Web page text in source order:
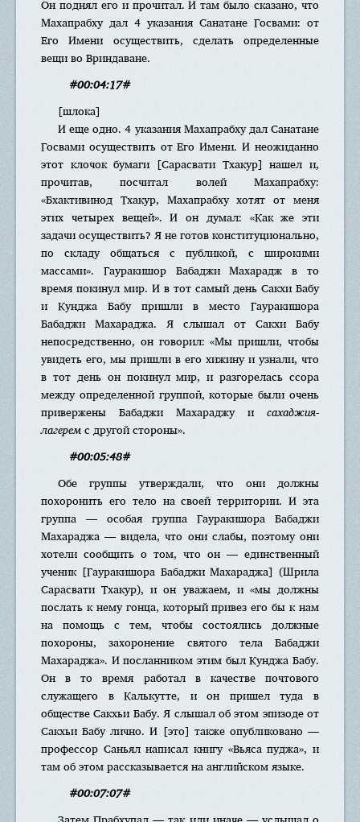
Он поднял его и прочитал. И там было сказано, что
Махапрабху дал 4 указания Санатане Госвами: от
Его Имени осуществить, сделать определенные
вещи во Вриндаване.
#00:04:17#
[шлока]
И еще одно. 4 указания Махапрабху дал Санатане
Госвами осуществить от Его Имени. И неожиданно
этот клочок бумаги [Сарасвати Тхакур] нашел и,
прочитав, посчитал волей Махапрабху:
«Бхактивинод Тхакур, Махапрабху хотят от меня
этих четырех вещей». И он думал: «Как же эти
задачи осуществить? Я не готов конституционально,
по складу общаться с публикой, с широкими
массами». Гауракишор Бабаджи Махарадж в то
время покинул мир. И в тот самый день Сакхи Бабу
и Кунджа Бабу пришли в место Гауракишора
Бабаджи Махараджа. Я слышал от Сакхи Бабу
непосредственно, он говорил: «Мы пришли, чтобы
увидеть его, мы пришли в его хижину и узнали, что
в тот день он покинул мир, и разгорелась ссора
между определенной группой, которые были очень
привержены Бабаджи Махараджу и сахаджия-
лагеремс другой стороны».
#00:05:48#
Обе группы утверждали, что они должны
похоронить его тело на своей территории. И эта
группа — особая группа Гауракишора Бабаджи
Махараджа — видела, что они слабы, поэтому они
хотели сообщить о том, что он — единственный
ученик [Гауракишора Бабаджи Махараджа] (Шрила
Сарасвати Тхакур), и он уважаем, и «мы должны
послать к нему гонца, который привез его бы к нам
на помощь с тем, чтобы состоялись должные
похороны, захоронение святого тела Бабаджи
Махараджа». И посланником этим был Кунджа Бабу.
Он в то время работал в качестве почтового
служащего в Калькутте, и он пришел туда в
обществе Сакхьи Бабу. Я слышал об этом эпизоде от
Сакхьи Бабу лично. И [это] также опубликовано —
профессор Саньял написал книгу «Вьяса пуджа», и
там об этом рассказывается на английском языке.
#00:07:07#